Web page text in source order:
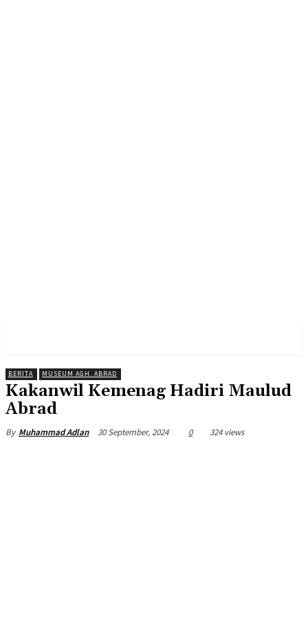
BERITA MUSEUM AGH. ABRAD
Kakanwil Kemenag Hadiri Maulud
Abrad
By Muhammad Adlan 30 September, 2024 0 324 views